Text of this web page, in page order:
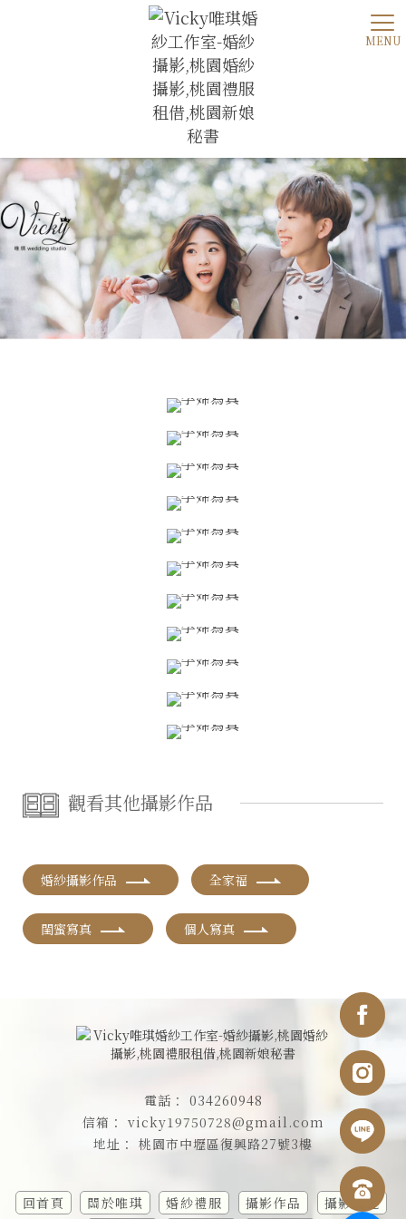
觀看其他攝影作品
婚紗攝影作品 全家福
閨蜜寫真 個人寫真
034260948
vicky19750728@gmail.com
桃園市中壢區復興路27號3樓
回首頁 關於唯琪 婚紗禮服 攝影作品 攝影日記